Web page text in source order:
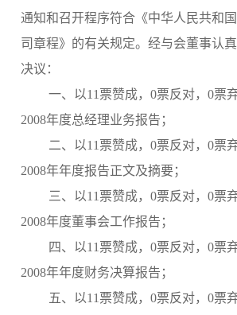
通知和召开程序符合《中华人民共和
司章程》的有关规定。经与会董事认
决议：
一、以11票赞成，0票反对，0票
2008年度总经理业务报告；
二、以11票赞成，0票反对，0票
2008年年度报告正文及摘要；
三、以11票赞成，0票反对，0票
2008年度董事会工作报告；
四、以11票赞成，0票反对，0票
2008年年度财务决算报告；
五、以11票赞成，0票反对，0票